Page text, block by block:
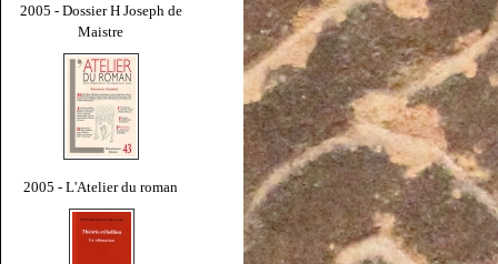
2005 - Dossier H Joseph de
Maistre
2005 - L'Atelier du roman